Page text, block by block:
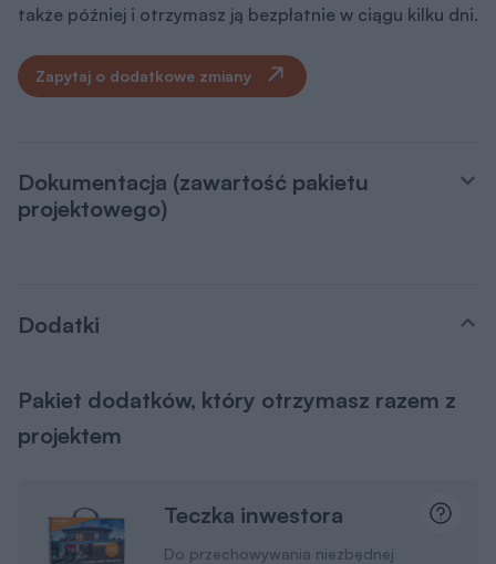
także później i otrzymasz ją bezpłatnie w ciągu kilku dni.
Zapytaj o dodatkowe zmiany
Dokumentacja (zawartość pakietu
projektowego)
Dodatki
Pakiet dodatków, który otrzymasz razem z
projektem
Teczka inwestora
Do przechowywania niezbędnej